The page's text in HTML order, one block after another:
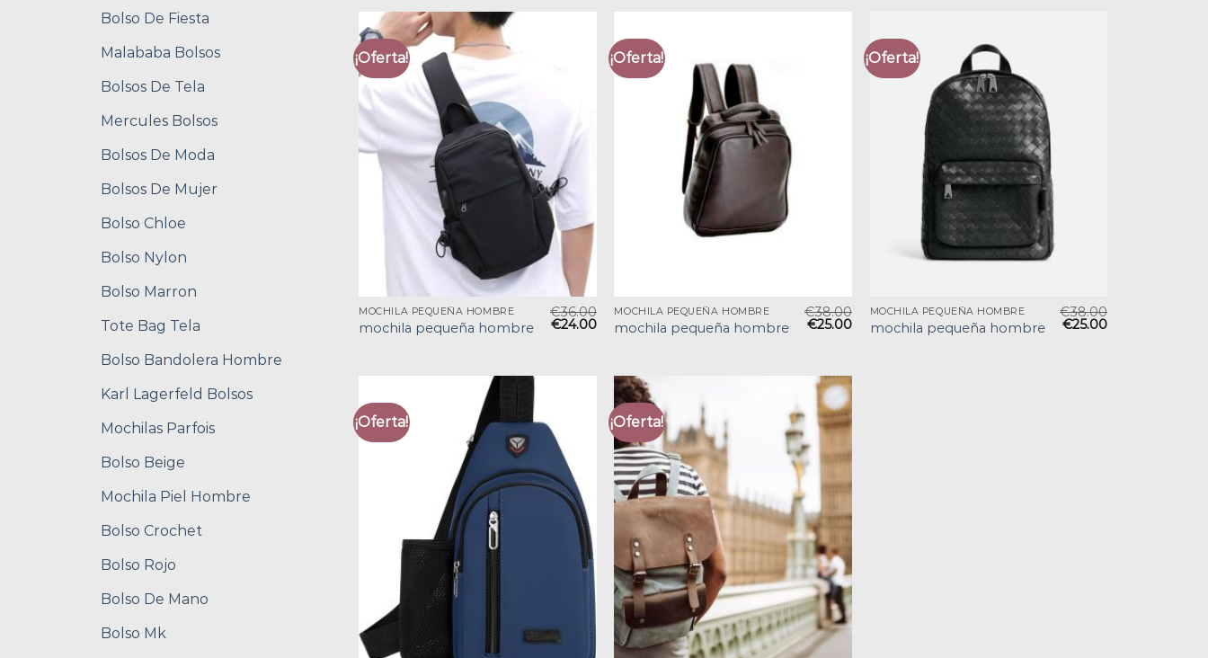
Bolso De Fiesta
Malababa Bolsos
Bolsos De Tela
Mercules Bolsos
Bolsos De Moda
Bolsos De Mujer
Bolso Chloe
Bolso Nylon
Bolso Marron
Tote Bag Tela
Bolso Bandolera Hombre
Karl Lagerfeld Bolsos
Mochilas Parfois
Bolso Beige
Mochila Piel Hombre
Bolso Crochet
Bolso Rojo
Bolso De Mano
Bolso Mk
¡Oferta!
MOCHILA PEQUEÑA HOMBRE
mochila pequeña hombre
€36.00
€24.00
¡Oferta!
MOCHILA PEQUEÑA HOMBRE
mochila pequeña hombre
€38.00
€25.00
¡Oferta!
MOCHILA PEQUEÑA HOMBRE
mochila pequeña hombre
€38.00
€25.00
¡Oferta! ¡Oferta!